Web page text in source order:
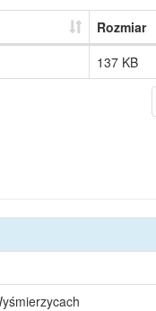
Rozmiar
137 KB